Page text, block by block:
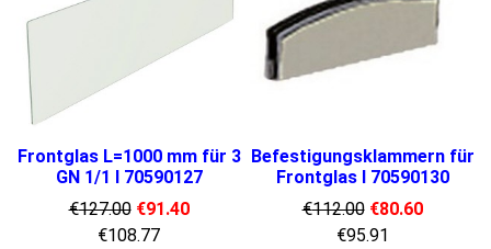
Frontglas L=1000 mm für 3
GN 1/1 I 70590127
€127.00 €91.40
€108.77
Befestigungsklammern für
Frontglas I 70590130
€112.00 €80.60
€95.91